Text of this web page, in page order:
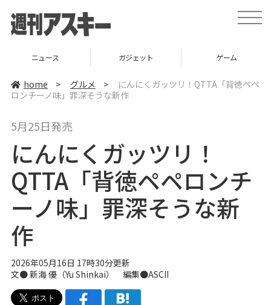
t
o
v
ニュース ガジェット ゲーム
home > グルメ >
にんにくガッツリ！QTTA「背徳ペペ
ロンチーノ味」罪深そうな新作
5月25日発売
にんにくガッツリ！
QTTA「背徳ペペロンチ
ーノ味」罪深そうな新
作
2026年05月16日 17時30分更新
文●新海 優（Yu Shinkai） 編集●ASCII